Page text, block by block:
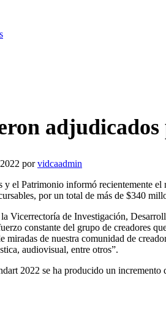
porvidcaadmin
el Patrimonio informó recientemente
por un total de más de $340
Vicerrectoría de Investigación,
constante del grupo de creadores
de nuestra comunidad de
audiovisual, entre otros”.
2022 se ha producido un